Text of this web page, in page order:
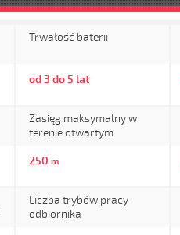
Trwałość baterii
od 3 do 5 lat
Zasięg maksymalny w
terenie otwartym
250 m
Liczba trybów pracy
odbiornika